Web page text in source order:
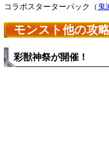
コラボスターターパック（ 鬼
モンスト他の攻
彩獣神祭が開催！